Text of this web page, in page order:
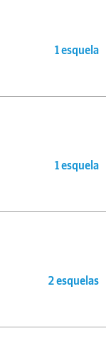
1 esquela
1 esquela
2 esquelas